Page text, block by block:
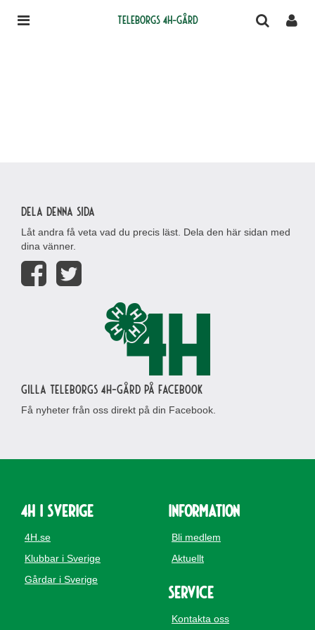
Teleborgs 4H-gård
Dela denna sida
Låt andra få veta vad du precis läst. Dela den här sidan med
dina vänner.
Gilla Teleborgs 4H-gård på Facebook
Få nyheter från oss direkt på din Facebook.
4H i Sverige
4H.se
Klubbar i Sverige
Gårdar i Sverige
Information
Bli medlem
Aktuellt
Service
Kontakta oss